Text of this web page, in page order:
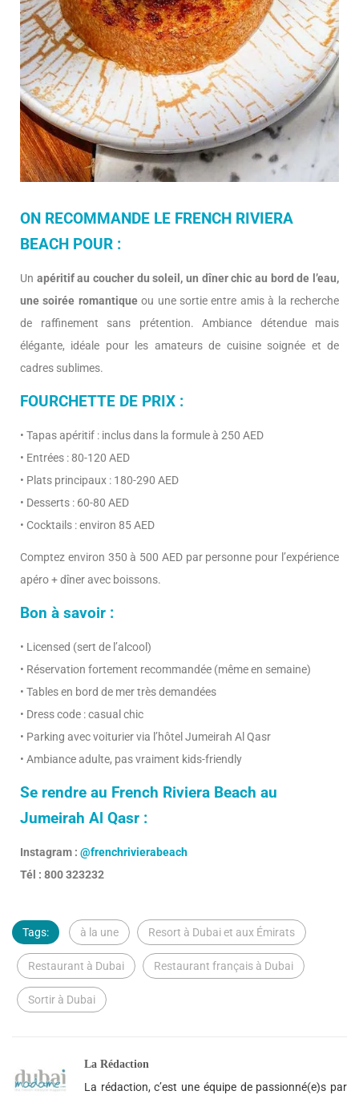
ON RECOMMANDE LE FRENCH RIVIERA
BEACH POUR :
Un apéritif au coucher du soleil, un dîner chic au bord de l’eau,
une soirée romantiqueou une sortie entre amis à la recherche
de raffinement sans prétention. Ambiance détendue mais
élégante, idéale pour les amateurs de cuisine soignée et de
cadres sublimes.
FOURCHETTE DE PRIX :
• Tapas apéritif : inclus dans la formule à 250 AED
• Entrées : 80-120 AED
• Plats principaux : 180-290 AED
• Desserts : 60-80 AED
• Cocktails : environ 85 AED
Comptez environ 350 à 500 AED par personne pour l’expérience
apéro + dîner avec boissons.
Bon à savoir :
• Licensed (sert de l’alcool)
• Réservation fortement recommandée (même en semaine)
• Tables en bord de mer très demandées
• Dress code : casual chic
• Parking avec voiturier via l’hôtel Jumeirah Al Qasr
• Ambiance adulte, pas vraiment kids-friendly
Se rendre au French Riviera Beach au
Jumeirah Al Qasr :
Instagram : @frenchrivierabeach
Tél : 800 323232
Tags: à la une Resort à Dubai et aux Émirats
Restaurant à Dubai Restaurant français à Dubai
Sortir à Dubai
La Rédaction
La rédaction, c’est une équipe de passionné(e)s par